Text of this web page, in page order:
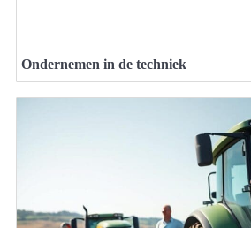
Ondernemen in de techniek